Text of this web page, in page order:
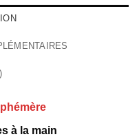
à la main